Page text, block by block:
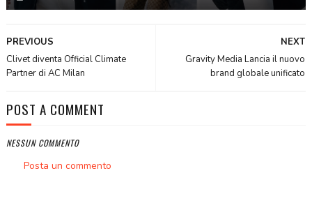
NEXT
Gravity Media Lancia il nuovo
brand globale unificato
PREVIOUS
Clivet diventa Official Climate
Partner di AC Milan
POST A COMMENT
NESSUN COMMENTO
Posta un commento